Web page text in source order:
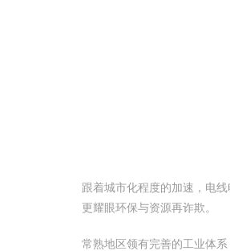
跟着城市化程度的加速，电
更耀眼环保与资源再诈欺。
常熟地区领有完善的工业体